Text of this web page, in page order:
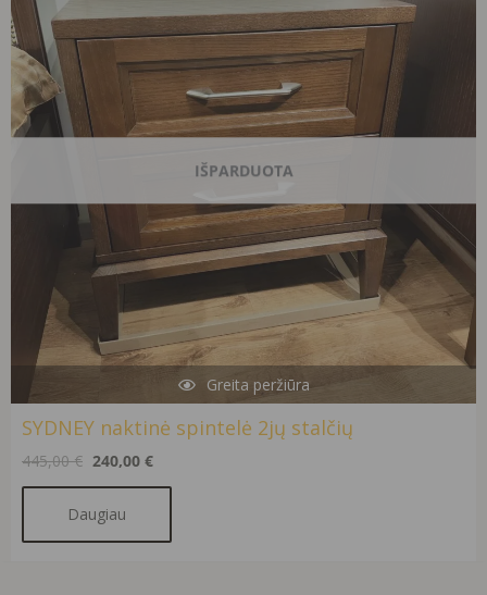
IŠPARDUOTA
Greita peržiūra
SYDNEY naktinė spintelė 2jų stalčių
445,00€ 240,00 €
Daugiau